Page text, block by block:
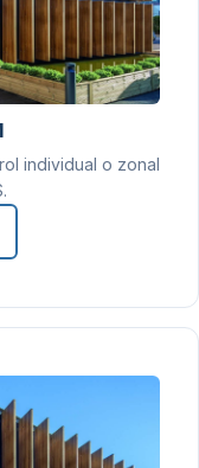
individual o zonal